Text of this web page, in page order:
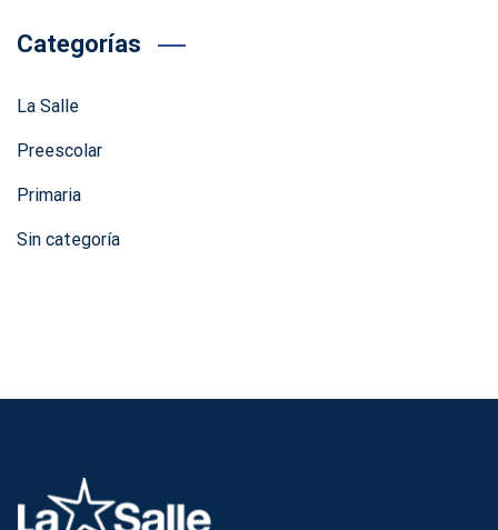
Categorías
La Salle
Preescolar
Primaria
Sin categoría